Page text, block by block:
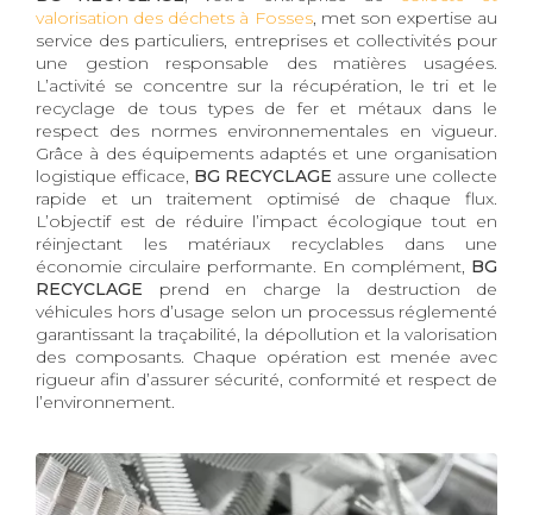
valorisation des déchets à Fosses, met son expertise au
service des particuliers, entreprises et collectivités pour
une gestion responsable des matières usagées.
L’activité se concentre sur la récupération, le tri et le
recyclage de tous types de fer et métaux dans le
respect des normes environnementales en vigueur.
Grâce à des équipements adaptés et une organisation
logistique efficace, BG RECYCLAGE assure une collecte
rapide et un traitement optimisé de chaque flux.
L’objectif est de réduire l’impact écologique tout en
réinjectant les matériaux recyclables dans une
économie circulaire performante. En complément, BG
RECYCLAGE prend en charge la destruction de
véhicules hors d’usage selon un processus réglementé
garantissant la traçabilité, la dépollution et la valorisation
des composants. Chaque opération est menée avec
rigueur afin d’assurer sécurité, conformité et respect de
l’environnement.